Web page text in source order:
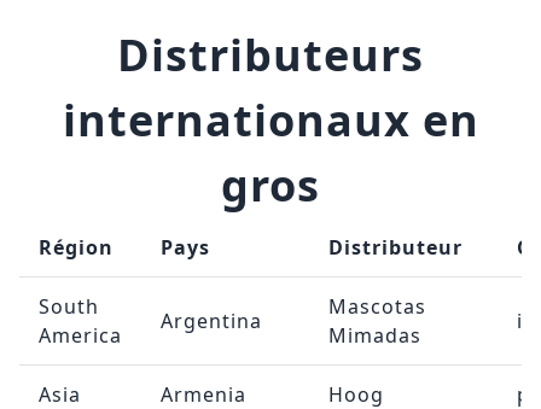
Distributeurs
internationaux en
gros
Région Pays Distributeur
South
America
Argentina
Mascotas
Mimadas
Asia Armenia Hoog